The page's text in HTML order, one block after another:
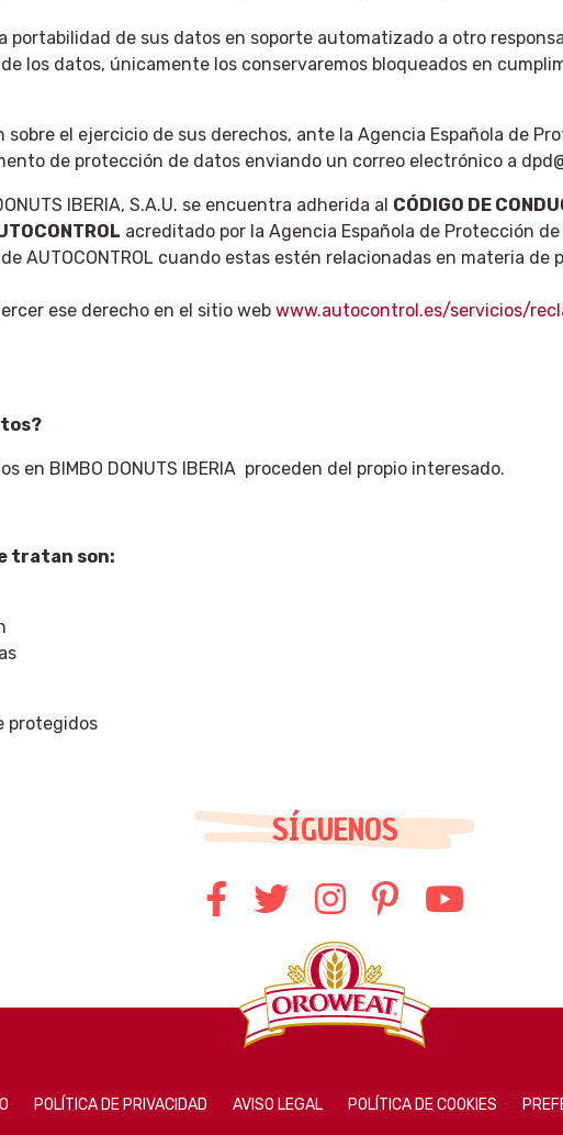
portabilidad de sus datos en soporte automatizado a otro
los datos, únicamente los conservaremos bloqueados en
el ejercicio de sus derechos, ante la Agencia Española de
de protección de datos enviando un correo electrónico a
IBERIA, S.A.U. se encuentra adherida al CÓDIGO DE
acreditado por la Agencia Española de Protección
AUTOCONTROL cuando estas estén relacionadas en materia
ese derecho en el sitio web www.autocontrol.es/servicios/
en BIMBO DONUTS IBERIA proceden del propio interesado.
tratan son:
protegidos
SÍGUENOS
POLÍTICA DE PRIVACIDAD AVISO LEGAL POLÍTICA DE COOKIES